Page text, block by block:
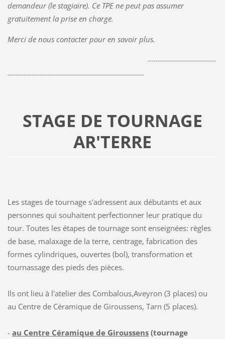
demandeur (le stagiaire). Ce TPE ne peut pas assumer
gratuitement la prise en charge.
Merci de nous contacter pour en savoir plus.
----------------------------------
--------------------------------------------------------------------
STAGE DE TOURNAGE
AR'TERRE
Les stages de tournage s'adressent aux débutants et aux
personnes qui souhaitent perfectionner leur pratique du
tour. Toutes les étapes de tournage sont enseignées: règles
de base, malaxage de la terre, centrage, fabrication des
formes cylindriques, ouvertes (bol), transformation et
tournassage des pieds des pièces.
Ils ont lieu à l'atelier des Combalous,Aveyron (3 places) ou
au Centre de Céramique de Giroussens, Tarn (5 places).
- au Centre Céramique de Giroussens(tournage